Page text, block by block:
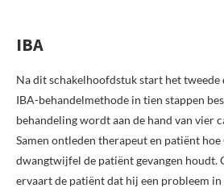
IBA
Na dit schakelhoofdstuk start het
IBA-behandelmethode in tien stappen
behandeling wordt aan de hand van vier
Samen ontleden therapeut en patiënt hoe
dwangtwijfel de patiënt gevangen houdt.
ervaart de patiënt dat hij een probleem